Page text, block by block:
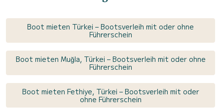
Boot mieten Türkei – Bootsverleih mit oder ohne
Führerschein
Boot mieten Muğla, Türkei – Bootsverleih mit oder ohne
Führerschein
Boot mieten Fethiye, Türkei – Bootsverleih mit oder
ohne Führerschein